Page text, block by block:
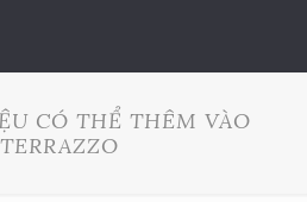
CÓ THỂ THÊM VÀO